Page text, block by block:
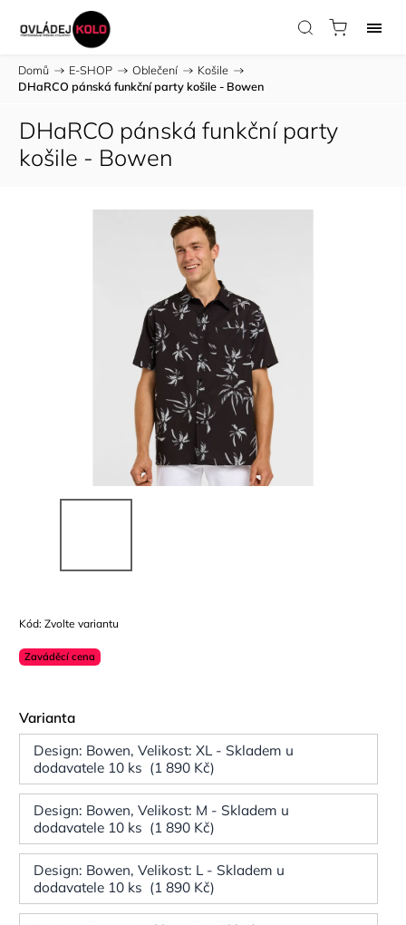
Domů / E-SHOP / Oblečení / Košile /
DHaRCO pánská funkční party košile - Bowen
DHaRCO pánská funkční party
košile - Bowen
Kód: Zvolte variantu
Zaváděcí cena
Varianta
Design: Bowen, Velikost: XL - Skladem u
dodavatele 10 ks (1 890 Kč)
Design: Bowen, Velikost: M - Skladem u
dodavatele 10 ks (1 890 Kč)
Design: Bowen, Velikost: L - Skladem u
dodavatele 10 ks (1 890 Kč)